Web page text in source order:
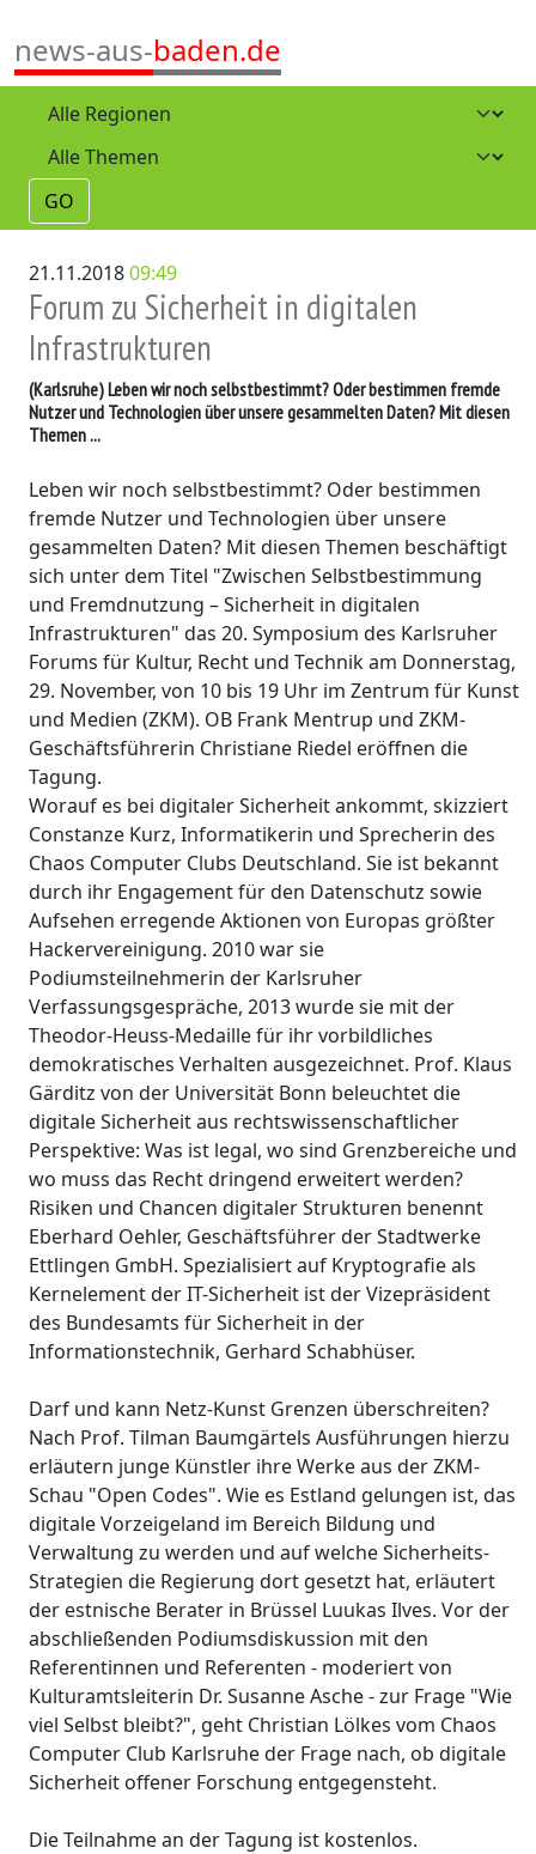
news-aus-baden.de
GO
21.11.201809:49
Forum zu Sicherheit in digitalen
Infrastrukturen
(Karlsruhe)Leben wir noch selbstbestimmt? Oder bestimmen fremde
Nutzer und Technologien über unsere gesammelten Daten? Mit diesen
Themen ...
Leben wir noch selbstbestimmt? Oder bestimmen
fremde Nutzer und Technologien über unsere
gesammelten Daten? Mit diesen Themen beschäftigt
sich unter dem Titel "Zwischen Selbstbestimmung
und Fremdnutzung – Sicherheit in digitalen
Infrastrukturen" das 20. Symposium des Karlsruher
Forums für Kultur, Recht und Technik am Donnerstag,
29. November, von 10 bis 19 Uhr im Zentrum für Kunst
und Medien (ZKM). OB Frank Mentrup und ZKM-
Geschäftsführerin Christiane Riedel eröffnen die
Tagung.
Worauf es bei digitaler Sicherheit ankommt, skizziert
Constanze Kurz, Informatikerin und Sprecherin des
Chaos Computer Clubs Deutschland. Sie ist bekannt
durch ihr Engagement für den Datenschutz sowie
Aufsehen erregende Aktionen von Europas größter
Hackervereinigung. 2010 war sie
Podiumsteilnehmerin der Karlsruher
Verfassungsgespräche, 2013 wurde sie mit der
Theodor-Heuss-Medaille für ihr vorbildliches
demokratisches Verhalten ausgezeichnet. Prof. Klaus
Gärditz von der Universität Bonn beleuchtet die
digitale Sicherheit aus rechtswissenschaftlicher
Perspektive: Was ist legal, wo sind Grenzbereiche und
wo muss das Recht dringend erweitert werden?
Risiken und Chancen digitaler Strukturen benennt
Eberhard Oehler, Geschäftsführer der Stadtwerke
Ettlingen GmbH. Spezialisiert auf Kryptografie als
Kernelement der IT-Sicherheit ist der Vizepräsident
des Bundesamts für Sicherheit in der
Informationstechnik, Gerhard Schabhüser.
Darf und kann Netz-Kunst Grenzen überschreiten?
Nach Prof. Tilman Baumgärtels Ausführungen hierzu
erläutern junge Künstler ihre Werke aus der ZKM-
Schau "Open Codes". Wie es Estland gelungen ist, das
digitale Vorzeigeland im Bereich Bildung und
Verwaltung zu werden und auf welche Sicherheits-
Strategien die Regierung dort gesetzt hat, erläutert
der estnische Berater in Brüssel Luukas Ilves. Vor der
abschließenden Podiumsdiskussion mit den
Referentinnen und Referenten - moderiert von
Kulturamtsleiterin Dr. Susanne Asche - zur Frage "Wie
viel Selbst bleibt?", geht Christian Lölkes vom Chaos
Computer Club Karlsruhe der Frage nach, ob digitale
Sicherheit offener Forschung entgegensteht.
Die Teilnahme an der Tagung ist kostenlos.